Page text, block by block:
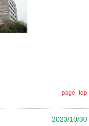
page_top
2023/10/30